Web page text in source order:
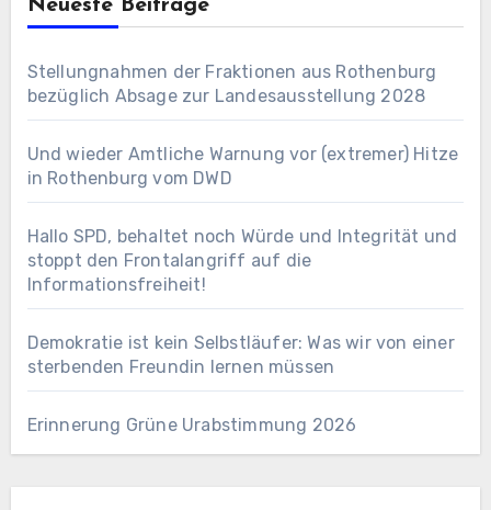
Neueste Beiträge
Stellungnahmen der Fraktionen aus Rothenburg
bezüglich Absage zur Landesausstellung 2028
Und wieder Amtliche Warnung vor (extremer) Hitze
in Rothenburg vom DWD
Hallo SPD, behaltet noch Würde und Integrität und
stoppt den Frontalangriff auf die
Informationsfreiheit!
Demokratie ist kein Selbstläufer: Was wir von einer
sterbenden Freundin lernen müssen
Erinnerung Grüne Urabstimmung 2026